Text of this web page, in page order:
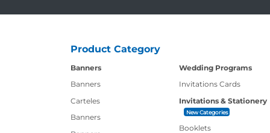
Product Category
Banners
Banners
Carteles
Banners
Wedding Programs
Invitations Cards
Invitations & Stationery
New Categories
Booklets